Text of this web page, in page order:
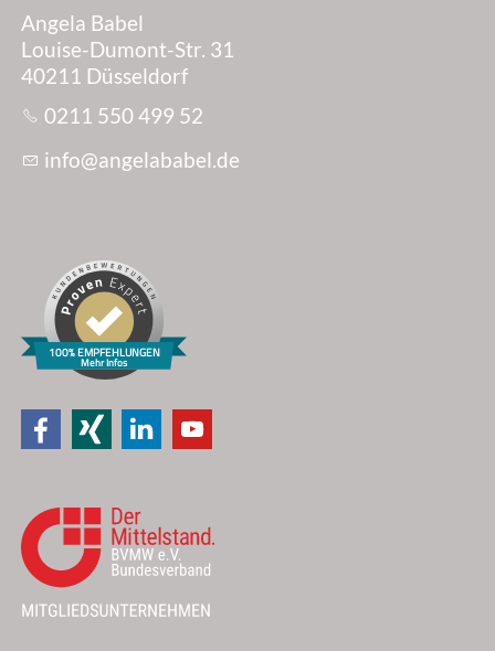
Angela Babel
Louise-Dumont-Str. 31
40211 Düsseldorf
0211 550 499 52
nf
ng l b b l d
100% EMPFEHLUNGEN
Mehr Infos